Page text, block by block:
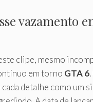
vazamento
clipe, mesmo
em torno GTA 6
detalhe como um